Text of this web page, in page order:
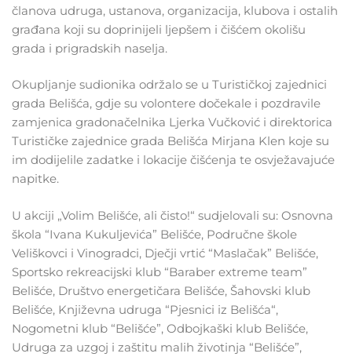
članova udruga, ustanova, organizacija, klubova i ostalih
građana koji su doprinijeli ljepšem i čišćem okolišu
grada i prigradskih naselja.
Okupljanje sudionika održalo se u Turističkoj zajednici
grada Belišća, gdje su volontere dočekale i pozdravile
zamjenica gradonačelnika Ljerka Vučković i direktorica
Turističke zajednice grada Belišća Mirjana Klen koje su
im dodijelile zadatke i lokacije čišćenja te osvježavajuće
napitke.
U akciji „Volim Belišće, ali čisto!“ sudjelovali su: Osnovna
škola “Ivana Kukuljevića” Belišće, Područne škole
Veliškovci i Vinogradci, Dječji vrtić “Maslačak” Belišće,
Sportsko rekreacijski klub “Baraber extreme team”
Belišće, Društvo energetičara Belišće, Šahovski klub
Belišće, Književna udruga “Pjesnici iz Belišća“,
Nogometni klub “Belišće”, Odbojkaški klub Belišće,
Udruga za uzgoj i zaštitu malih životinja “Belišće”,